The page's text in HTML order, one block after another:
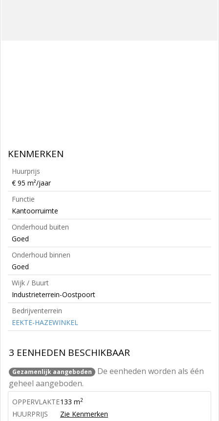
KENMERKEN
Huurprijs
€ 95 m²/jaar
Functie
Kantoorruimte
Onderhoud buiten
Goed
Onderhoud binnen
Goed
Wijk / Buurt
Industrieterrein-Oostpoort
Bedrijventerrein
EEKTE-HAZEWINKEL
3 EENHEDEN BESCHIKBAAR
Gezamenlijk aangeboden
De eenheden worden als één
geheel aangeboden.
OPPERVLAKTE133 m2
HUURPRIJS
Zie Kenmerken